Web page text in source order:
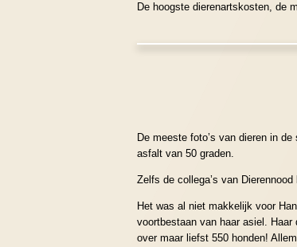
De hoogste dierenartskosten, de
De meeste foto’s van dieren in
asfalt van 50 graden.
Zelfs de collega’s van
Het was al niet makkelijk voor
voortbestaan van haar asiel.
over maar liefst 550 honden!